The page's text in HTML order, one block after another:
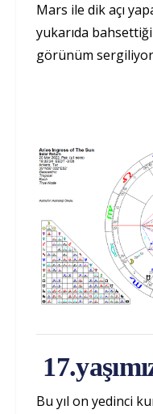
Mars ile dik açı
yukarıda
görünüm
Bu yıl on yedinci